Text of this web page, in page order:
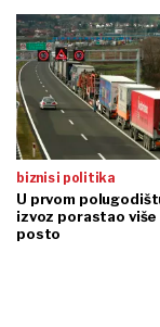
biznis i politika
U prvom
izvoz porastao više
posto